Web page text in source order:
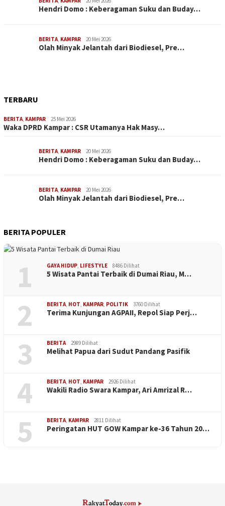
Hendri Domo : Keberagaman Suku dan Buday…
BERITA KAMPAR 20 Mei 2026
Olah Minyak Jelantah dari Biodiesel, Pre…
TERBARU
BERITA KAMPAR 25 Mei 2026
Waka DPRD Kampar : CSR Utamanya Hak Masy…
BERITA KAMPAR 20 Mei 2026
Hendri Domo : Keberagaman Suku dan Buday…
BERITA KAMPAR 20 Mei 2026
Olah Minyak Jelantah dari Biodiesel, Pre…
BERITA POPULER
1 GAYA HIDUP LIFESTYLE 8486 Dilihat
5 Wisata Pantai Terbaik di Dumai Riau, M…
2 BERITA HOT KAMPAR POLITIK 3760 Dilihat
Terima Kunjungan AGPAII, Repol Siap Perj…
3 BERITA 2989 Dilihat
Melihat Papua dari Sudut Pandang Pasifik
4 BERITA HOT KAMPAR 2926 Dilihat
Wakili Radio Swara Kampar, Ari Amrizal R…
5 BERITA KAMPAR 2811 Dilihat
Peringatan HUT GOW Kampar ke-36 Tahun 20…